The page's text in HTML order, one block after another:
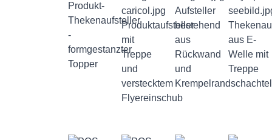
Produkt-
Thekenaufsteller
-
formgestanzter
Topper
Produktaufsteller
mit
Treppe
und
verstecktem
Flyereinschub
Aufsteller
bestehend
aus
Rückwand
und
aus E-
Welle mit
Treppe